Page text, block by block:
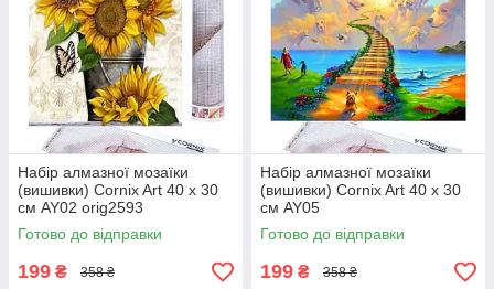
Набір алмазної мозаїки
(вишивки) Cornix Art 40 x 30
см AY02 orig2593
Готово до відправки
199 ₴ 358 ₴
Набір алмазної мозаїки
(вишивки) Cornix Art 40 x 30
см AY05
Готово до відправки
199 ₴ 358 ₴